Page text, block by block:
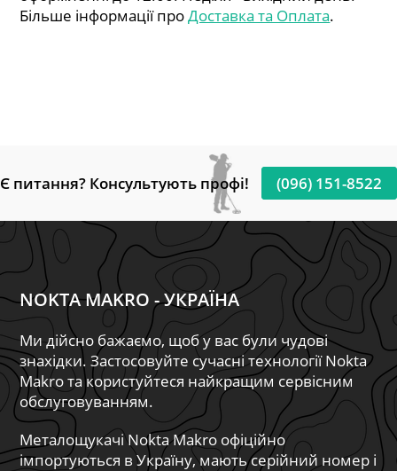
Більше інформації проДоставка та Оплата.
Є питання? Консультують профі! (096) 151-8522
NOKTA MAKRO - УКРАЇНА
Ми дійсно бажаємо, щоб у вас були чудові
знахідки. Застосовуйте сучасні технології Nokta
Makro та користуйтеся найкращим сервісним
обслуговуванням.
Металощукачі Nokta Makro офіційно
імпортуються в Україну, мають серійний номер і